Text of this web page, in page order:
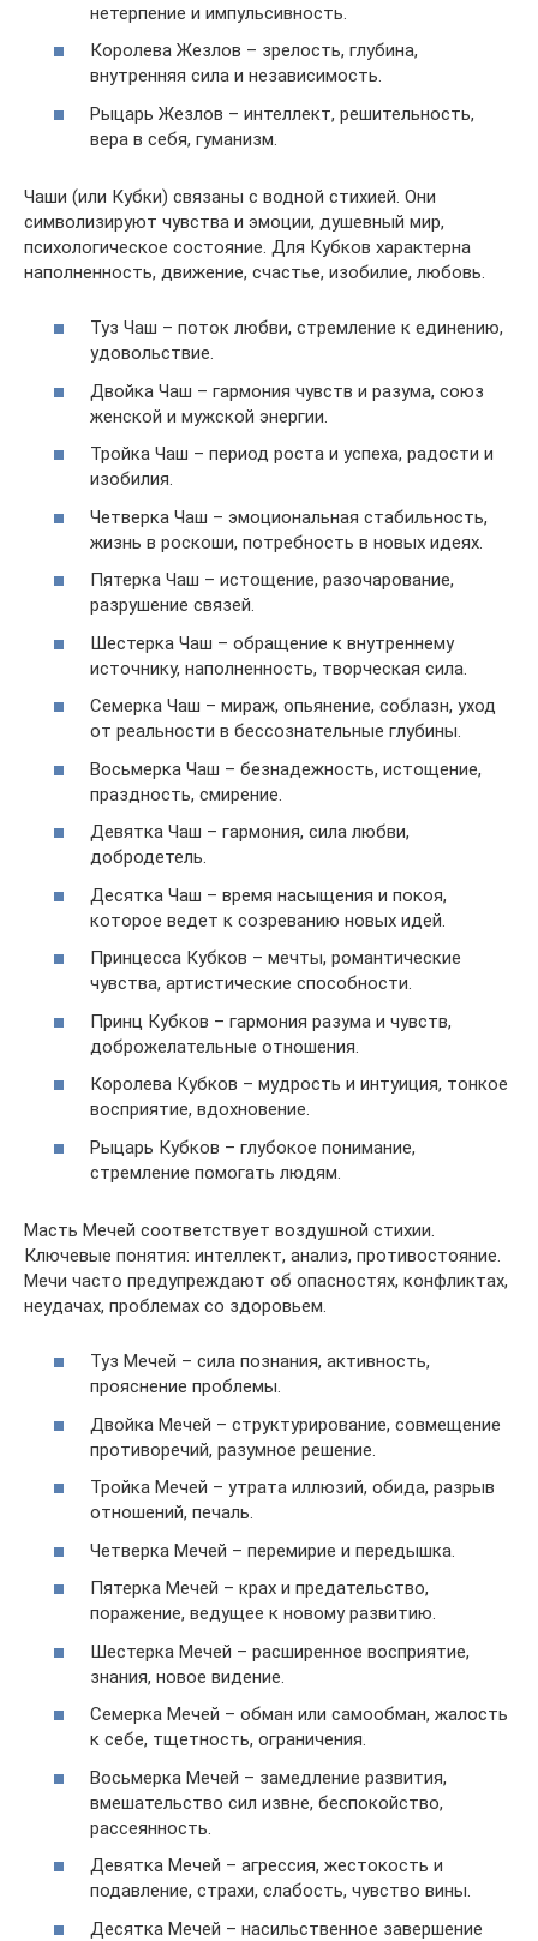
нетерпение и импульсивность.
Королева Жезлов – зрелость, глубина,
внутренняя сила и независимость.
Рыцарь Жезлов – интеллект, решительность,
вера в себя, гуманизм.
Чаши (или Кубки) связаны с водной стихией. Они
символизируют чувства и эмоции, душевный мир,
психологическое состояние. Для Кубков характерна
наполненность, движение, счастье, изобилие, любовь.
Туз Чаш – поток любви, стремление к единению,
удовольствие.
Двойка Чаш – гармония чувств и разума, союз
женской и мужской энергии.
Тройка Чаш – период роста и успеха, радости и
изобилия.
Четверка Чаш – эмоциональная стабильность,
жизнь в роскоши, потребность в новых идеях.
Пятерка Чаш – истощение, разочарование,
разрушение связей.
Шестерка Чаш – обращение к внутреннему
источнику, наполненность, творческая сила.
Семерка Чаш – мираж, опьянение, соблазн, уход
от реальности в бессознательные глубины.
Восьмерка Чаш – безнадежность, истощение,
праздность, смирение.
Девятка Чаш – гармония, сила любви,
добродетель.
Десятка Чаш – время насыщения и покоя,
которое ведет к созреванию новых идей.
Принцесса Кубков – мечты, романтические
чувства, артистические способности.
Принц Кубков – гармония разума и чувств,
доброжелательные отношения.
Королева Кубков – мудрость и интуиция, тонкое
восприятие, вдохновение.
Рыцарь Кубков – глубокое понимание,
стремление помогать людям.
Масть Мечей соответствует воздушной стихии.
Ключевые понятия: интеллект, анализ, противостояние.
Мечи часто предупреждают об опасностях, конфликтах,
неудачах, проблемах со здоровьем.
Туз Мечей – сила познания, активность,
прояснение проблемы.
Двойка Мечей – структурирование, совмещение
противоречий, разумное решение.
Тройка Мечей – утрата иллюзий, обида, разрыв
отношений, печаль.
Четверка Мечей – перемирие и передышка.
Пятерка Мечей – крах и предательство,
поражение, ведущее к новому развитию.
Шестерка Мечей – расширенное восприятие,
знания, новое видение.
Семерка Мечей – обман или самообман, жалость
к себе, тщетность, ограничения.
Восьмерка Мечей – замедление развития,
вмешательство сил извне, беспокойство,
рассеянность.
Девятка Мечей – агрессия, жестокость и
подавление, страхи, слабость, чувство вины.
Десятка Мечей – насильственное завершение